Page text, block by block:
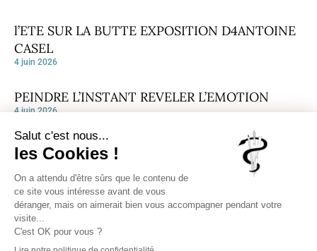
Inscrivez-vous pour recevoir chaque
semaine notre Newsletter, un condensé
des publications sur notre site.
l’ETE SUR LA BUTTE EXPOSITION D4ANTOINE
CASEL
4 juin 2026
PEINDRE L’INSTANT REVELER L’EMOTION
4 juin 2026
EXPOSITION DE MALIKA LAZAAR A LA GALERIE
MONA LISA
4 juin 2026